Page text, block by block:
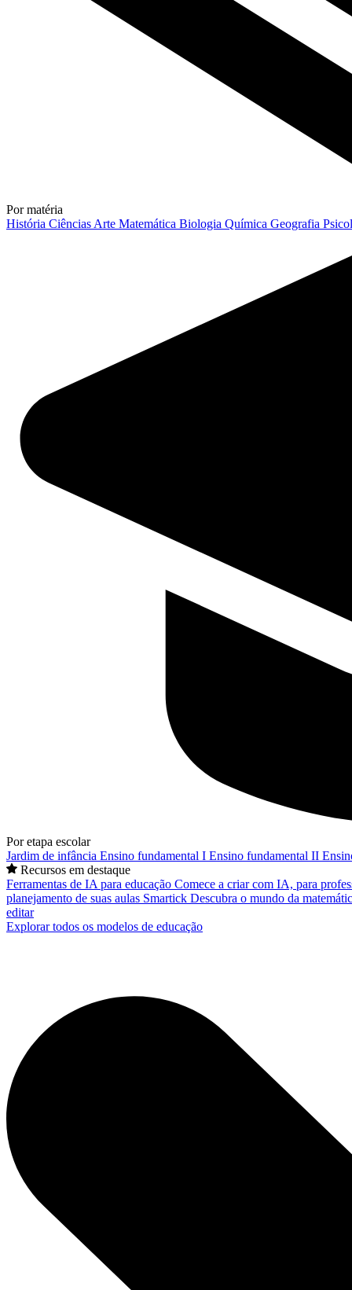
Por matéria
História Ciências Arte Matemática Biologia Química Geografia
Por etapa escolar
Jardim de infância Ensino fundamental I Ensino fundamental II
Recursos em destaque
Ferramentas de IA para educação Comece a criar com IA, para
planejamento de suas aulas Smartick Descubra o mundo da
editar
Explorar todos os modelos de educação